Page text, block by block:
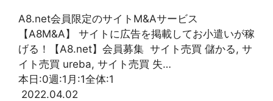
A8.net会員限定のサイトM&Aサービス
【A8M&A】 サイトに広告を掲載してお小遣いが稼
げる！【A8.net】会員募集 サイト売買 儲かる, サ
イト売買 ureba, サイト売買 失…
本日:0週:1 月:1全体:1
2022.04.02